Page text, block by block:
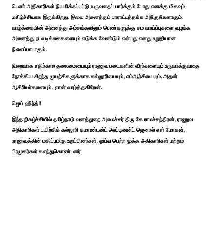
பெண் அதிகாரிகள் நியமிக்கப்பட்டு வருவதைப் பார்க்கும் போது எனக்கு மிகவும்
மகிழ்ச்சியாக இருக்கிறது. இவை அனைத்தும் பாராட்டத்தக்க அறிகுறிகளாகும்.
வாழ்க்கையின் அனைத்து அம்சங்களிலும் பெண்களுக்கு சம வாய்ப்புகளை வழங்க
அனைத்து நடவடிக்கைகளையும் எடுக்க வேண்டும் என்பது எனது உறுதியான
நிலைப்பாடாகும்.
நிறைவாக எதிர்கால தலைமையையும் ராணுவ படைகளின் வீரர்களையும் உருவாக்குவதை
நோக்கிய சிறந்த முயற்சிகளுக்காக கல்லூரியையும், எம்ஆர்சியையும், அதன்
ஆசிரியர்களையும், நான் வாழ்த்துகிறேன்.
ஜெய் ஹிந்த்!!
இந்த நிகழ்ச்சியில் தமிழ்நாடு வனத்துறை அமைச்சர் திரு கே ராமச்சந்திரன், ராணுவ
அதிகாரிகள் பயிற்சிக் கல்லூரி கமாண்டன்ட் லெப்டினன்ட் ஜெனரல் எஸ் மோகன்,
ராணுவத்தின் மதிப்புமிகு உறுப்பினர்கள், ஓய்வு பெற்ற மூத்த அதிகாரிகள் மற்றும்
பிரமுகர்கள் கலந்துகொண்டனர்